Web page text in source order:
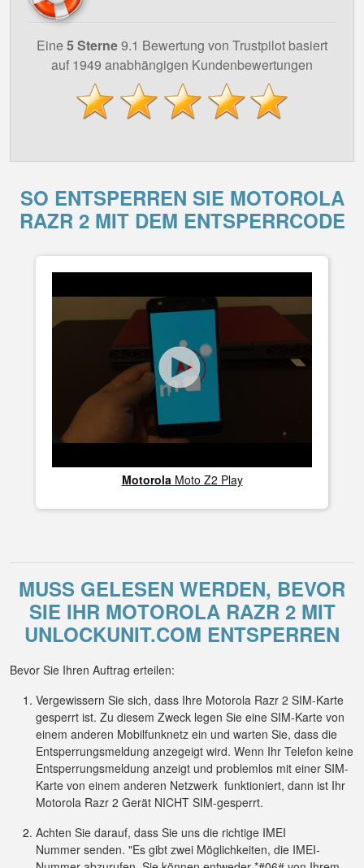
Eine 5 Sterne9.1 Bewertung von Trustpilot basiert
auf 1949 anabhängigen Kundenbewertungen
SO ENTSPERREN SIE MOTOROLA
RAZR 2 MIT DEM ENTSPERRCODE
MotorolaMoto Z2 Play
MUSS GELESEN WERDEN, BEVOR
SIE IHR MOTOROLA RAZR 2 MIT
UNLOCKUNIT.COM ENTSPERREN
Bevor Sie Ihren Auftrag erteilen:
Vergewissern Sie sich, dass Ihre Motorola Razr 2 SIM-Karte
gesperrt ist. Zu diesem Zweck legen Sie eine SIM-Karte von
einem anderen Mobilfunknetz ein und warten Sie, dass die
Entsperrungsmeldung anzegeigt wird. Wenn Ihr Telefon keine
Entsperrungsmeldung anzeigt und problemlos mit einer SIM-
Karte von einem anderen Netzwerk funktioniert, dann ist Ihr
Motorola Razr 2 Gerät NICHT SIM-gesperrt.
Achten Sie darauf, dass Sie uns die richtige IMEI
Nummer senden. "Es gibt zwei Möglichkeiten, die IMEI-